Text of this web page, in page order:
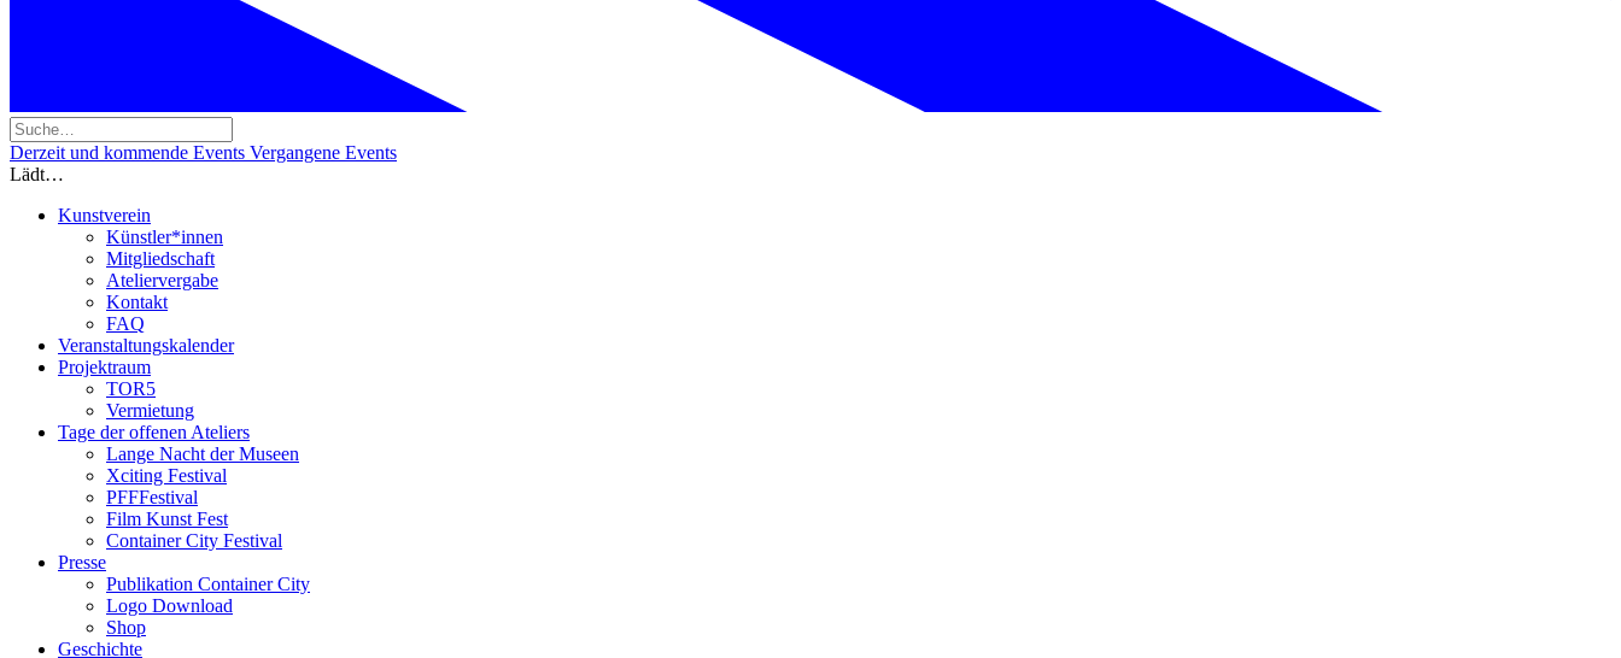
Derzeit und kommende Events Vergangene Events
Lädt…
Kunstverein
Künstler*innen
Mitgliedschaft
Ateliervergabe
Kontakt
FAQ
Veranstaltungskalender
Projektraum
TOR5
Vermietung
Tage der offenen Ateliers
Lange Nacht der Museen
Xciting Festival
PFFFestival
Film Kunst Fest
Container City Festival
Presse
Publikation Container City
Logo Download
Shop
Geschichte